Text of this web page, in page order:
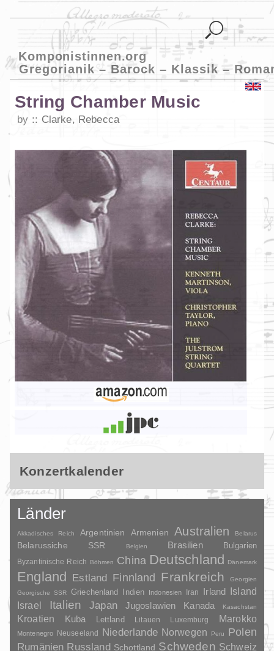
Komponistinnen.org
Gregorianik – Barock – Klassik –
String Chamber Music
by Clarke, Rebecca
Konzertkalender
Länder
Akkadisches Reich Argentinien Armenien Australien Belarus
Belarussiche SSR Belgien Brasilien Bulgarien
Byzantinische Reich Böhmen China Deutschland Dänemark
England Estland Finnland Frankreich
Georgien
Georgische SSR
Griechenland Indien Indonesien Iran Irland
Island
Israel
Italien Japan Jugoslawien Kanada Kasachstan
Kroatien Kuba Lettland Litauen Luxemburg Marokko
Montenegro Neuseeland Niederlande Norwegen Peru
Polen
Rumänien Russland Schottland Schweden Schweiz